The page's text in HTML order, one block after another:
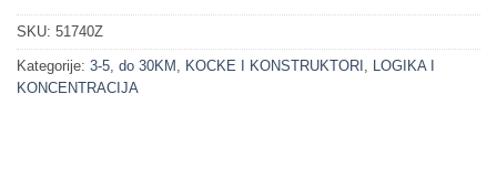
SKU: 51740Z
Kategorije: 3-5 do 30KM KOCKE I KONSTRUKTORI
LOGIKA I
KONCENTRACIJA